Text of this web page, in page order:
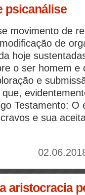
psicanálise
movimento de
de
hoje
o ser homem e
e
Testamento: O
e sua
aristocracia